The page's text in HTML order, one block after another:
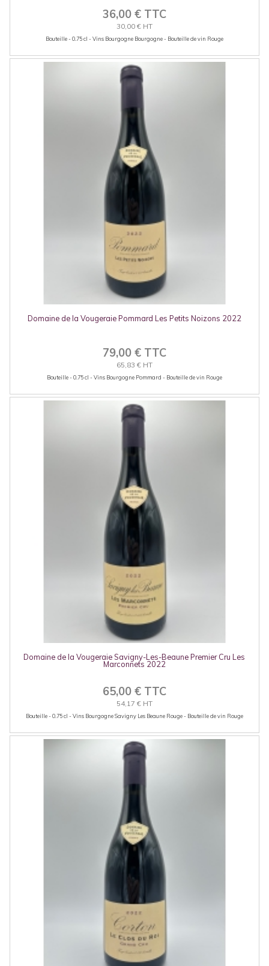
36,00 € TTC
30,00 € HT
Bouteille - 0.75 cl - Vins Bourgogne Bourgogne - Bouteille de vin Rouge
Domaine de la Vougeraie Pommard Les Petits Noizons 2022
79,00 € TTC
65,83 € HT
Bouteille - 0.75 cl - Vins Bourgogne Pommard - Bouteille de vin Rouge
Domaine de la Vougeraie Savigny-Les-Beaune Premier Cru Les
Marconnets 2022
65,00 € TTC
54,17 € HT
Bouteille - 0.75 cl - Vins Bourgogne Savigny Les Beaune Rouge - Bouteille de vin Rouge